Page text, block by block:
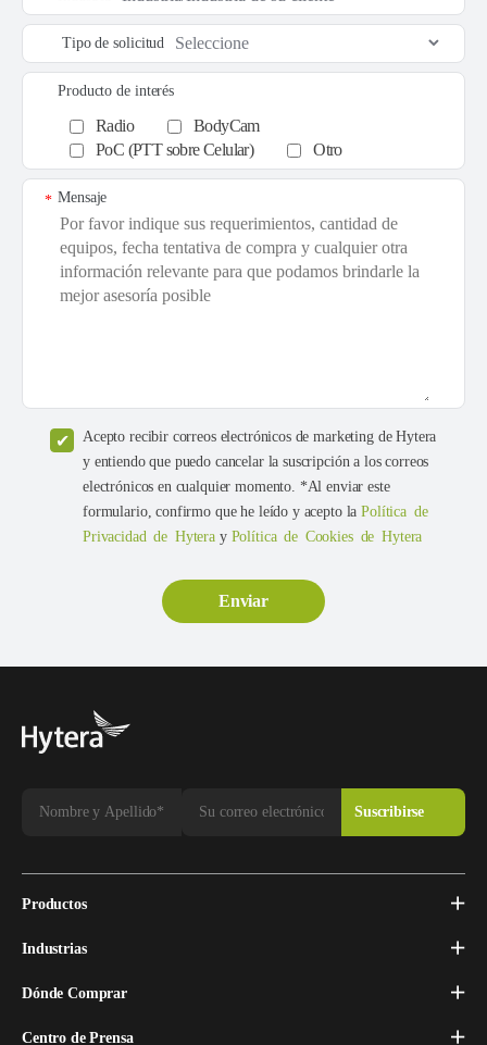
Tipo de solicitud
Producto de interés
Radio
BodyCam
PoC (PTT sobre Celular)
Otro
Mensaje
*
Acepto recibir correos electrónicos de marketing de Hytera
y entiendo que puedo cancelar la suscripción a los correos
electrónicos en cualquier momento. *Al enviar este
formulario, confirmo que he leído y acepto laPolítica de
Privacidad de Hytera y Política de Cookies de Hytera
Productos
Industrias
Dónde Comprar
Centro de Prensa